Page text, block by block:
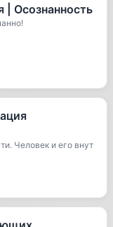
| Осознанность
Человек и его внут